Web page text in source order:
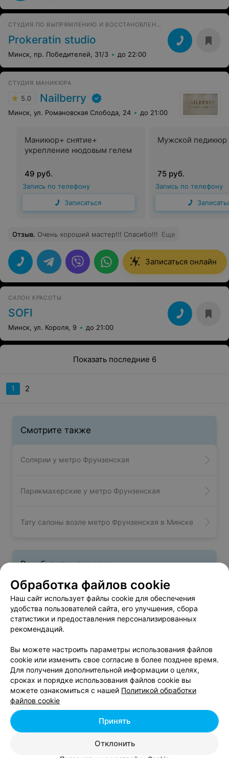
СТУДИЯ ПО ВЫПРЯМЛЕНИЮ И ВОССТАНОВЛЕНИЮ ВОЛОС
Prokeratin studio
Минск, пр. Победителей, 31/3 до 22:00
СТУДИЯ МАНИКЮРА
5.0 Nailberry
Минск, ул. Романовская Слобода, 24 до 21:00
Маникюр+ снятие+
укрепление нюдовым гелем
49 руб.
Запись по телефону
Записаться
Мужской педикюр
75 руб.
Запись по телефону
Отзыв. Очень хороший мастер!!! Спасибо!!! Еще
Записаться онлайн
САЛОН КРАСОТЫ
SOFI
Минск, ул. Короля, 9 до 21:00
Показать последние 6
1 2
Смотрите также
Солярии у метро Фрунзенская
Парикмахерские у метро Фрунзенская
Тату салоны возле метро Фрунзенская в Минске
Вам будет интересно
Салоны красоты у метро Пушкинская в Минске
Салоны красоты у метро Спортивная
Салоны красоты у метро Борисовский тракт
Добавить компанию
Обработка файлов cookie
Наш сайт использует файлы cookie для обеспечения
удобства пользователей сайта, его улучшения, сбора
статистики и предоставления персонализированных
рекомендаций.
Вы можете настроить параметры использования файлов
cookie или изменить свое согласие в более позднее время.
Для получения дополнительной информации о целях,
сроках и порядке использования файлов cookie вы
можете ознакомиться с нашей Политикой обработки
файлов cookie
Отклонить
Принять